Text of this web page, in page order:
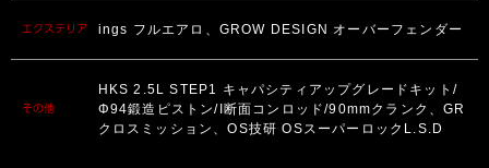
エクステリア ings フルエアロ、GROW DESIGN オーバーフェンダー
その他
HKS 2.5L STEP1 キャパシティアップグレードキット/
Φ94鍛造ピストン/I断面コンロッド/90mmクランク、GR
クロスミッション、OS技研 OSスーパーロックL.S.D